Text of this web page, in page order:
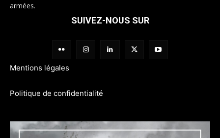
armées.
SUIVEZ-NOUS SUR
Mentions légales
Politique de confidentialité